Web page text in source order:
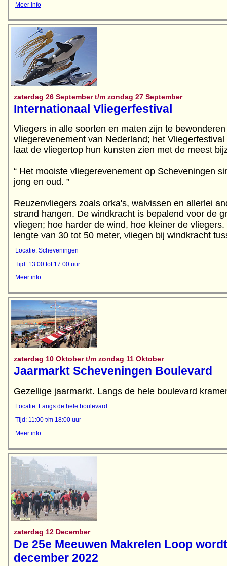
Meer info
zaterdag 26 September t/m zondag 27 September
Internationaal Vliegerfestival
Vliegers in alle soorten en maten zijn te
vliegerevenement van Nederland; het
laat de vliegertop hun kunsten zien met de meest
“ Het mooiste vliegerevenement op Scheveningen
jong en oud. ”
Reuzenvliegers zoals orka's, walvissen en allerlei
strand hangen. De windkracht is bepalend voor de
vliegen; hoe harder de wind, hoe kleiner de
lengte van 30 tot 50 meter, vliegen bij windkracht
Locatie: Scheveningen
Tijd: 13.00 tot 17.00 uur
Meer info
zaterdag 10 Oktober t/m zondag 11 Oktober
Jaarmarkt Scheveningen Boulevard
Gezellige jaarmarkt. Langs de hele boulevard
Locatie: Langs de hele boulevard
Tijd: 11:00 t/m 18:00 uur
Meer info
zaterdag 12 December
De 25e Meeuwen Makrelen Loop
december 2022